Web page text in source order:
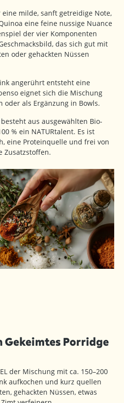
milde, sanft getreidige Note,
eine feine nussige Nuance
der vier Komponenten
das sich gut mit
oder gehackten Nüssen
angerührt entsteht eine
eignet sich die Mischung
oder als Ergänzung in Bowls.
aus ausgewählten Bio-
% ein NATURtalent. Es ist
eine Proteinquelle und frei von
Zusatzstoffen.
Gekeimtes Porridge
der Mischung mit ca. 150–200
aufkochen und kurz quellen
gehackten Nüssen, etwas